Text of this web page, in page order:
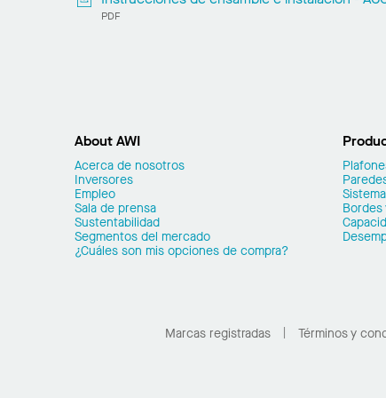
PDF
About AWI
Acerca de nosotros
Inversores
Empleo
Sala de prensa
Sustentabilidad
Segmentos del mercado
¿Cuáles son mis opciones de compra?
Marcas registradas Términos y